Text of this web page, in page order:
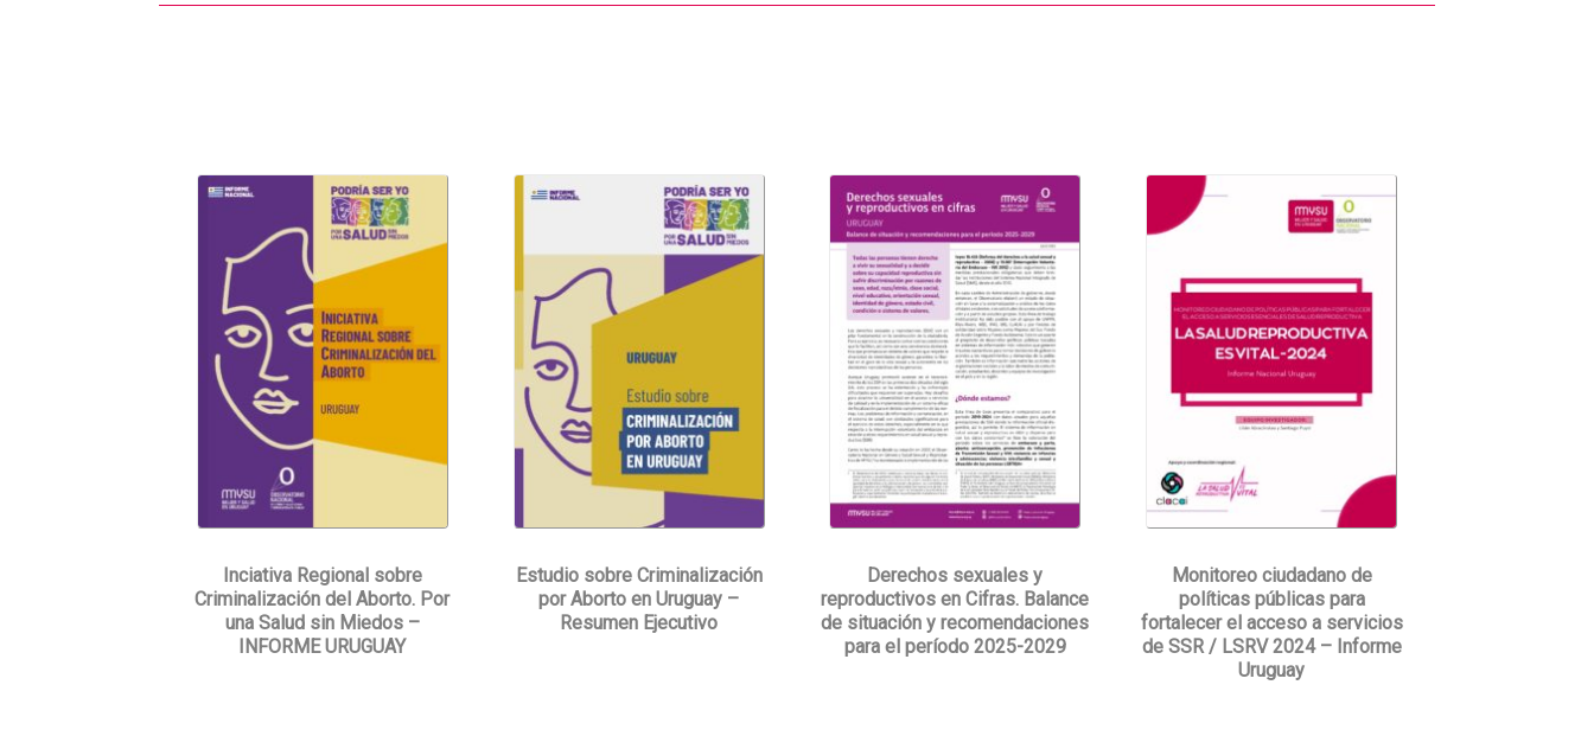
Inciativa Regional sobre
Criminalización del Aborto. Por
una Salud sin Miedos –
INFORME URUGUAY
Estudio sobre Criminalización
por Aborto en Uruguay –
Resumen Ejecutivo
Derechos sexuales y
reproductivos en Cifras. Balance
de situación y recomendaciones
para el período 2025-2029
Monitoreo ciudadano de
políticas públicas para
fortalecer el acceso a servicios
de SSR / LSRV 2024 – Informe
Uruguay